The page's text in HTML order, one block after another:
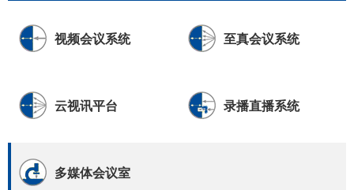
视频会议系统 至真会议系统
云视讯平台 录播直播系统
多媒体会议室